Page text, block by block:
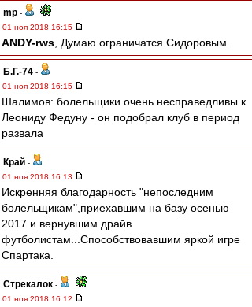
mp -
01 ноя 2018 16:15
ANDY-rws , Думаю ограничатся Сидоровым.
Б.Г.-74 -
01 ноя 2018 16:15
Шалимов: болельщики очень несправедливы к
Леониду Федуну - он подобрал клуб в период
развала
Край -
01 ноя 2018 16:13
Искренняя благодарность "непоследним
болельщикам",приехавшим на базу осенью
2017 и вернувшим драйв
футболистам...Способствовавшим яркой игре
Спартака.
Стрекалок -
01 ноя 2018 16:12